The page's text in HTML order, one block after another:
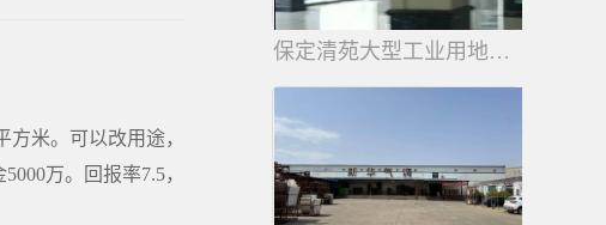
米。可以改用途，
万。回报率7.5，
保定清苑大型工业用地仓库出售